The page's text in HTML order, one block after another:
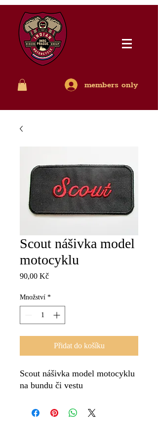
members only
Scout nášivka model
motocyklu
90,00 KčCena
Množství *
Přidat do košíku
Scout nášivka model motocyklu
na bundu či vestu